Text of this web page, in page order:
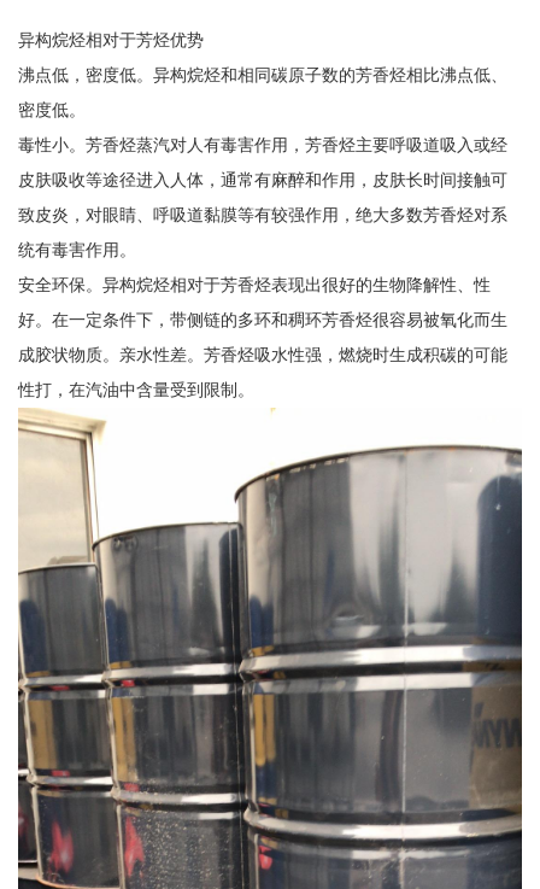
异构烷烃相对于芳烃优势
沸点低，密度低。异构烷烃和相同碳原子数的芳香烃相比沸点低、
密度低。
毒性小。芳香烃蒸汽对人有毒害作用，芳香烃主要呼吸道吸入或经
皮肤吸收等途径进入人体，通常有麻醉和作用，皮肤长时间接触可
致皮炎，对眼睛、呼吸道黏膜等有较强作用，绝大多数芳香烃对系
统有毒害作用。
安全环保。异构烷烃相对于芳香烃表现出很好的生物降解性、性
好。在一定条件下，带侧链的多环和稠环芳香烃很容易被氧化而生
成胶状物质。亲水性差。芳香烃吸水性强，燃烧时生成积碳的可能
性打，在汽油中含量受到限制。